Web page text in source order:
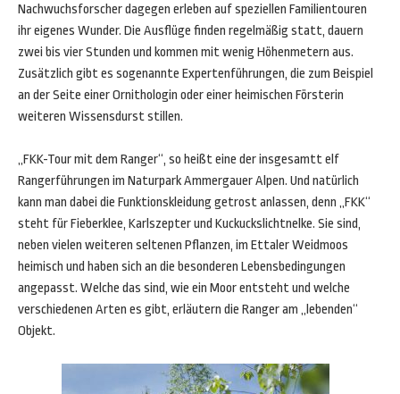
Nachwuchsforscher dagegen erleben auf speziellen Familientouren
ihr eigenes Wunder. Die Ausflüge finden regelmäßig statt, dauern
zwei bis vier Stunden und kommen mit wenig Höhenmetern aus.
Zusätzlich gibt es sogenannte Expertenführungen, die zum Beispiel
an der Seite einer Ornithologin oder einer heimischen Försterin
weiteren Wissensdurst stillen.
„FKK-Tour mit dem Ranger“, so heißt eine der insgesamtt elf
Rangerführungen im Naturpark Ammergauer Alpen. Und natürlich
kann man dabei die Funktionskleidung getrost anlassen, denn „FKK“
steht für Fieberklee, Karlszepter und Kuckuckslichtnelke. Sie sind,
neben vielen weiteren seltenen Pflanzen, im Ettaler Weidmoos
heimisch und haben sich an die besonderen Lebensbedingungen
angepasst. Welche das sind, wie ein Moor entsteht und welche
verschiedenen Arten es gibt, erläutern die Ranger am „lebenden“
Objekt.